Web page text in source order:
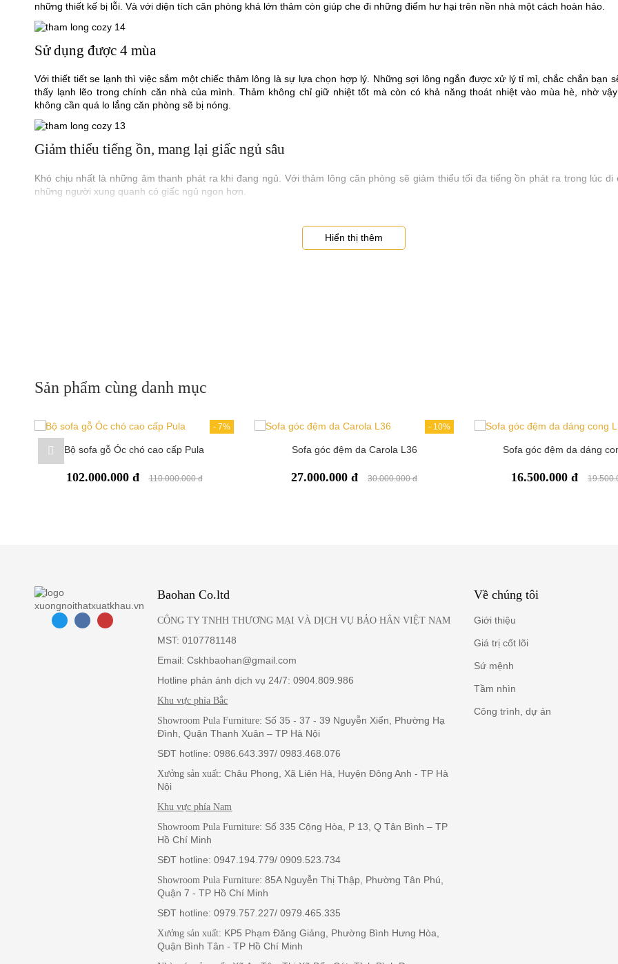
những thiết kế bị lỗi. Và với diện tích căn phòng khá lớn thảm còn giúp che đi những điểm hư hại trên nền nhà một cách hoàn hảo.
Sử dụng được 4 mùa
Với thiết tiết se lạnh thì việc sắm một chiếc thảm lông là sự lựa chọn hợp lý. Những sợi lông ngắn được xử lý tỉ mỉ, chắc chắn bạn
thấy lạnh lẽo trong chính căn nhà của mình. Thảm không chỉ giữ nhiệt tốt mà còn có khả năng thoát nhiệt vào mùa hè, nhờ
không cần quá lo lắng căn phòng sẽ bị nóng.
Giảm thiểu tiếng ồn, mang lại giấc ngủ sâu
Khó chịu nhất là những âm thanh phát ra khi đang ngủ. Với thảm lông căn phòng sẽ giảm thiểu tối đa tiếng ồn phát ra trong lúc di
những người xung quanh có giấc ngủ ngon hơn.
Hiển thị thêm
Sản phẩm cùng danh mục
- 7%
Bộ sofa gỗ Óc chó cao cấp Pula
102.000.000 đ 110.000.000 đ
- 10%
Sofa góc đệm da Carola L36
27.000.000 đ 30.000.000 đ
Sofa góc đệm da dáng
16.500.000 đ
Baohan Co.ltd
CÔNG TY TNHH THƯƠNG MẠI VÀ DỊCH VỤ BẢO HÂN VIỆT NAM
MST: 0107781148
Email: Cskhbaohan@gmail.com
Hotline phản ánh dịch vụ 24/7: 0904.809.986
Khu vực phía Bắc
Showroom Pula Furniture: Số 35 - 37 - 39 Nguyễn Xiển, Phường Hạ
Đình, Quận Thanh Xuân – TP Hà Nội
SĐT hotline: 0986.643.397/ 0983.468.076
Xưởng sản xuất: Châu Phong, Xã Liên Hà, Huyện Đông Anh - TP Hà
Nội
Khu vực phía Nam
Showroom Pula Furniture: Số 335 Cộng Hòa, P 13, Q Tân Bình – TP
Hồ Chí Minh
SĐT hotline: 0947.194.779/ 0909.523.734
Showroom Pula Furniture: 85A Nguyễn Thị Thập, Phường Tân Phú,
Quận 7 - TP Hồ Chí Minh
SĐT hotline: 0979.757.227/ 0979.465.335
Xưởng sản xuất: KP5 Phạm Đăng Giảng, Phường Bình Hưng Hòa,
Quận Bình Tân - TP Hồ Chí Minh
Về chúng tôi
Giới thiệu
Giá trị cốt lõi
Sứ mệnh
Tầm nhìn
Công trình, dự án